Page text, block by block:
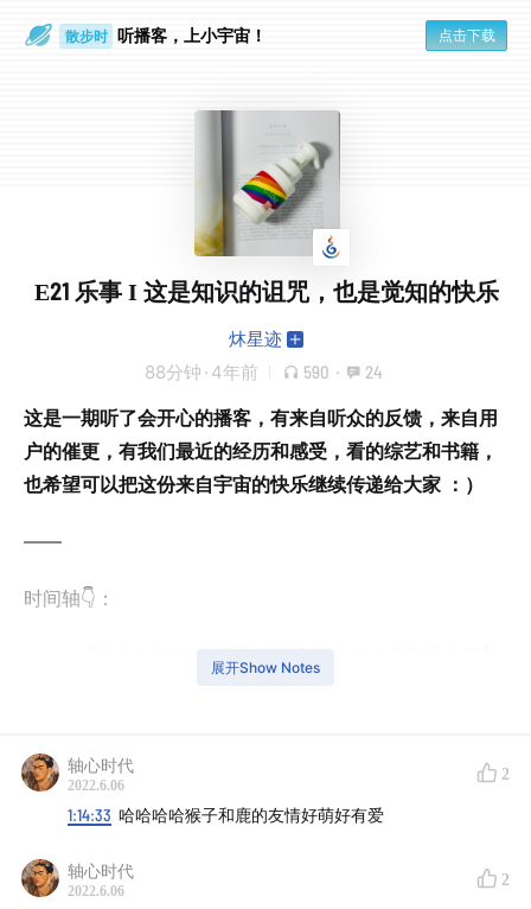
散步时 听播客，上小宇宙！ 点击下载
E21 乐事 I 这是知识的诅咒，也是觉知的快乐
炑星迹
88分钟 · 4年前 590 · 24
这是一期听了会开心的播客，有来自听众的反馈，来自用
户的催更，有我们最近的经历和感受，看的综艺和书籍，
也希望可以把这份来自宇宙的快乐继续传递给大家 ：）
——
时间轴👇：
【开心的事1：昨天录了两个半小时的播客丢失了】
05:36 【开心的事3: 用了佛手柑精油的店果然不一样】
【开心的事4: 小孜分享快乐的焦糖布丁和卤味】
09:45 【开心的事5: Rio 因病喜获一次芳疗师的 SPA】
展开Show Notes
轴心时代
2022.6.06
2
1:14:33 哈哈哈哈猴子和鹿的友情好萌好有爱
轴心时代
2022.6.06
2